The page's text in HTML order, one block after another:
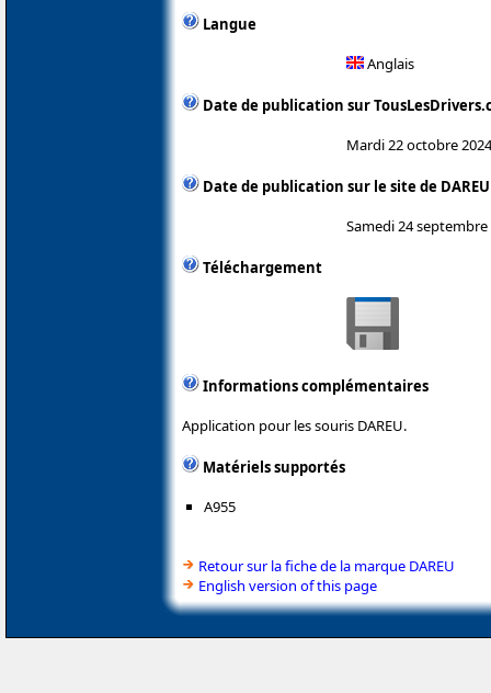
Langue
Anglais
Date de publication sur
Mardi 22 octobre 2024
Date de publication sur le site de DAREU
Samedi 24 septembre
Téléchargement
Informations complémentaires
Application pour les souris DAREU.
Matériels supportés
A955
Retour sur la fiche de la marque DAREU
English version of this page